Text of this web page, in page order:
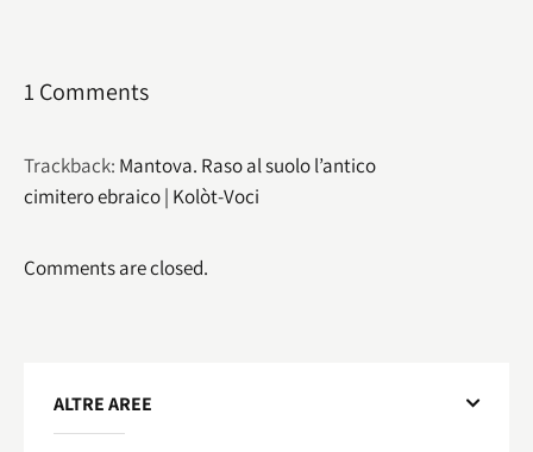
1 Comments
Trackback: Mantova. Raso al suolo l’antico
cimitero ebraico | Kolòt-Voci
Comments are closed.
ALTRE AREE